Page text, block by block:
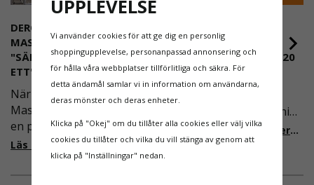
DEROME
MASKINUTHYRNING -
"SÄKERHET ÄR ALLTID PRIO
ETT"
När Derome
Maskinuthyrning behövde
en pålitlig partner inom
fallskydd och
säkerhetslösningar föll
valet på
Läs mer om varför Derome väljer oss
RULLSTÄLLNING -
AFS2023:9 & EN1004:2020
Även om det kan verka
högst osannolikt så är
våra regler för rullställning
i Sverige slappare än de
från EU i skrivande stund,
men detta kommer det bli
ändring på. Från och med
Läs mer om de nya reglerna!
UPPLEVELSE
Vi använder cookies för att ge dig en personlig
shoppingupplevelse, personanpassad annonsering och
för hålla våra webbplatser tillförlitliga och säkra. För
detta ändamål samlar vi in information om användarna,
deras mönster och deras enheter.
Klicka på "Okej" om du tillåter alla cookies eller välj vilka
cookies du tillåter och vilka du vill stänga av genom att
klicka på "Inställningar" nedan.